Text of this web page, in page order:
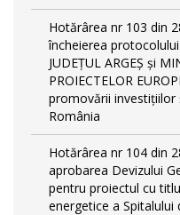
Hotărârea nr 103 din
încheierea
JUDEȚUL ARGEȘ și
PROIECTELOR
promovării investițiilor
România
Hotărârea nr 104 din
aprobarea Devizului
pentru proiectul cu
energetice a Spitalului